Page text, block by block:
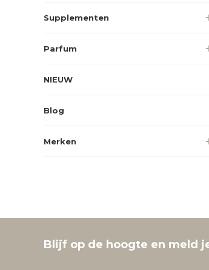
Supplementen
Parfum
NIEUW
Blog
Merken
Blijf op de hoogte en meld